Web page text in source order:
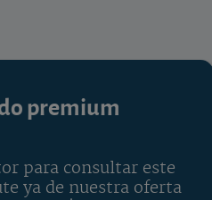
premium
para consultar este
ya de nuestra oferta